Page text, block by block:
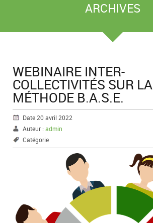
ARCHIVES
WEBINAIRE INTER-
COLLECTIVITÉS SUR LA
MÉTHODE B.A.S.E.
Date 20 avril 2022
Auteur : admin
Catégorie